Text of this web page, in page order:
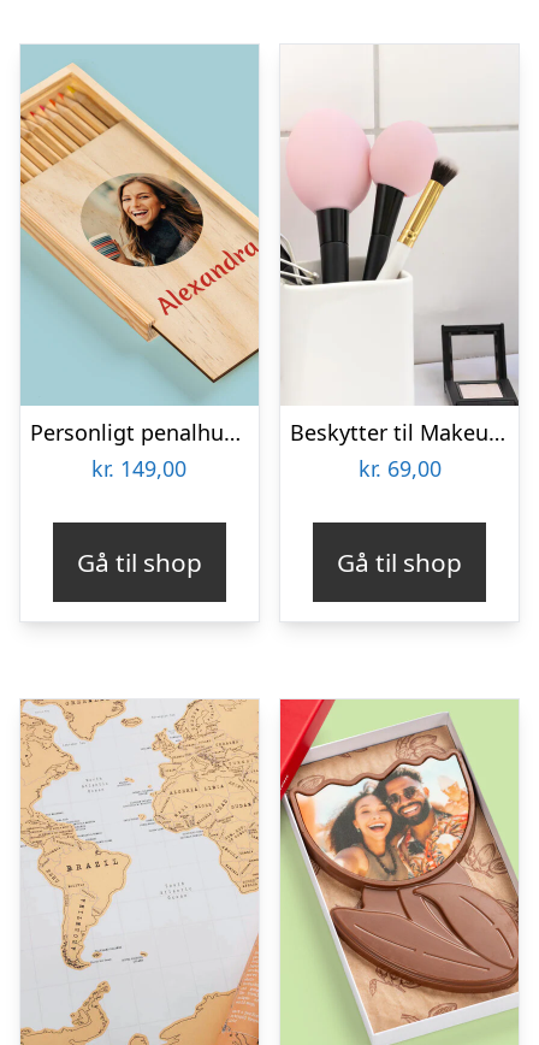
Personligt penalhus med foto & tekst
kr. 149,00
Gå til shop
Beskytter til Makeupbørster 3-pak
kr. 69,00
Gå til shop